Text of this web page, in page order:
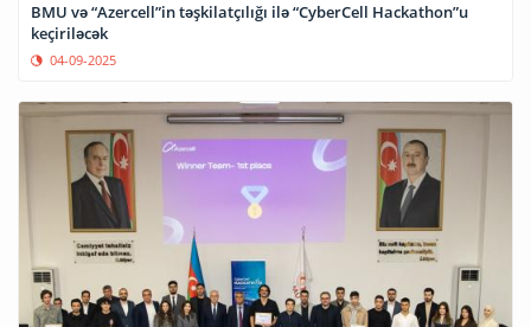
BMU və “Azercell”in təşkilatçılığı ilə “CyberCell Hackathon”u
keçiriləcək
04-09-2025